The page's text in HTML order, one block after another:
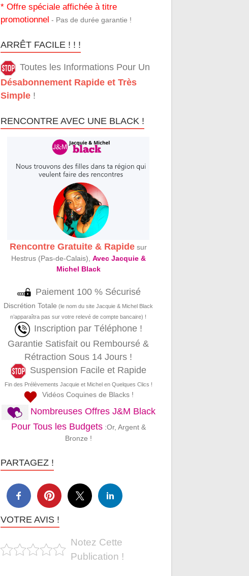
* Offre spéciale affichée à titre
promotionnel - Pas de durée garantie !
ARRÊT FACILE ! ! !
Toutes les Informations Pour Un
Désabonnement Rapide et Très
Simple !
RENCONTRE AVEC UNE BLACK !
Rencontre Gratuite & Rapide sur
Hestrus (Pas-de-Calais), Avec Jacquie &
Michel Black
Paiement 100 % Sécurisé
Discrétion Totale (le nom du site Jacquie & Michel Black
n’apparaîtra pas sur votre relevé de compte bancaire) !
Inscription par Téléphone !
Garantie Satisfait ou Remboursé &
Rétraction Sous 14 Jours !
Suspension Facile et Rapide
Fin des Prélèvements Jacquie et Michel en Quelques Clics !
Vidéos Coquines de Blacks !
Nombreuses Offres J&M Black
Pour Tous les Budgets:Or, Argent &
Bronze !
PARTAGEZ !
VOTRE AVIS !
Notez Cette
Publication !